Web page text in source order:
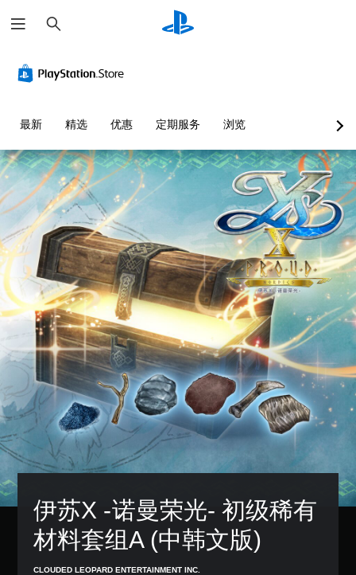
索
最新 精选 优惠 定期服务 浏览
伊苏X -诺曼荣光- 初级稀有
材料套组A (中韩文版)
CLOUDED LEOPARD ENTERTAINMENT INC.